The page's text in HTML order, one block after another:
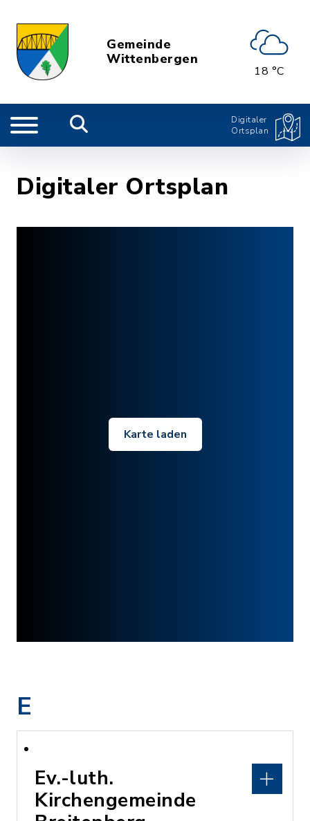
Gemeinde
Wittenbergen
18 °C
Digitaler
Ortsplan
Digitaler Ortsplan
Karte laden
E
Ev.-luth.
Kirchengemeinde